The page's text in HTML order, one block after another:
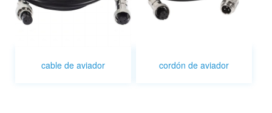
cable de aviador cordón de aviador